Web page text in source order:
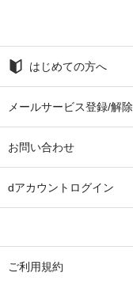
はじめての方へ
メールサービス登録/解除
お問い合わせ
dアカウントログイン
ご利用規約